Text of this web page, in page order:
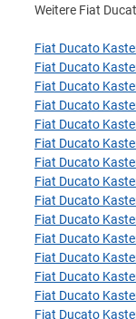
Weitere Fiat
Fiat Ducato
Fiat Ducato
Fiat Ducato
Fiat Ducato
Fiat Ducato
Fiat Ducato
Fiat Ducato
Fiat Ducato
Fiat Ducato
Fiat Ducato
Fiat Ducato
Fiat Ducato
Fiat Ducato
Fiat Ducato
Fiat Ducato